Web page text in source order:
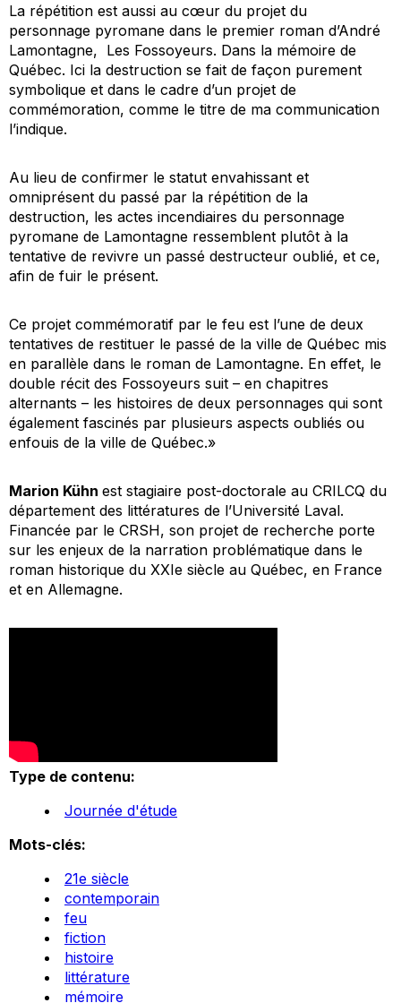
La répétition est aussi au cœur du projet du
personnage pyromane dans le premier roman d’André
Lamontagne, Les Fossoyeurs. Dans la mémoire de
Québec. Ici la destruction se fait de façon purement
symbolique et dans le cadre d’un projet de
commémoration, comme le titre de ma communication
l’indique.
Au lieu de confirmer le statut envahissant et
omniprésent du passé par la répétition de la
destruction, les actes incendiaires du personnage
pyromane de Lamontagne ressemblent plutôt à la
tentative de revivre un passé destructeur oublié, et ce,
afin de fuir le présent.
Ce projet commémoratif par le feu est l’une de deux
tentatives de restituer le passé de la ville de Québec mis
en parallèle dans le roman de Lamontagne. En effet, le
double récit des Fossoyeurs suit – en chapitres
alternants – les histoires de deux personnages qui sont
également fascinés par plusieurs aspects oubliés ou
enfouis de la ville de Québec.»
Marion Kühn est stagiaire post-doctorale au CRILCQ du
département des littératures de l’Université Laval.
Financée par le CRSH, son projet de recherche porte
sur les enjeux de la narration problématique dans le
roman historique du XXIe siècle au Québec, en France
et en Allemagne.
Type de contenu:
Journée d'étude
Mots-clés:
21e siècle
contemporain
feu
fiction
histoire
littérature
mémoire